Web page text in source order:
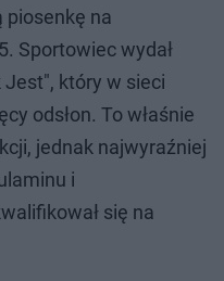
piosenkę na
Sportowiec wydał
który w sieci
odsłon. To właśnie
jednak najwyraźniej
i
się na